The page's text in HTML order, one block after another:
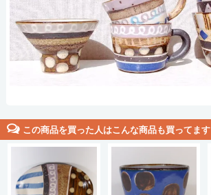
この商品を買った人はこんな商品も買ってます